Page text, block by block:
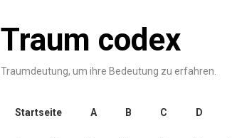
Traum codex
Traumdeutung, um ihre Bedeutung zu erfahren.
Startseite A B C D